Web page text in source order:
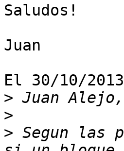
Saludos!
Juan
El 30/10/
>
>
> Segun las